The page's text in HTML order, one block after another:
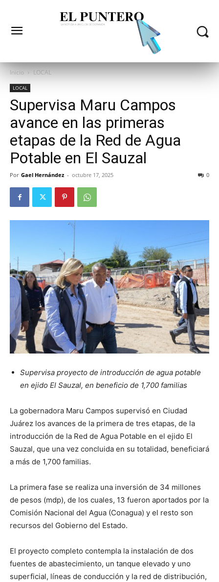
Inicio LOCAL
LOCAL
Supervisa Maru Campos
avance en las primeras
etapas de la Red de Agua
Potable en El Sauzal
Por Gael Hernández - octubre 17, 2025 0
Supervisa proyecto de introducción de agua potable
en ejido El Sauzal, en beneficio de 1,700 familias
La gobernadora Maru Campos supervisó en Ciudad
Juárez los avances de la primera de tres etapas, de la
introducción de la Red de Agua Potable en el ejido El
Sauzal, que una vez concluida en su totalidad, beneficiará
a más de 1,700 familias.
La primera fase se realiza una inversión de 34 millones
de pesos (mdp), de los cuales, 13 fueron aportados por la
Comisión Nacional del Agua (Conagua) y el resto son
recursos del Gobierno del Estado.
El proyecto completo contempla la instalación de dos
fuentes de abastecimiento, un tanque elevado y uno
superficial, líneas de conducción y la red de distribución,